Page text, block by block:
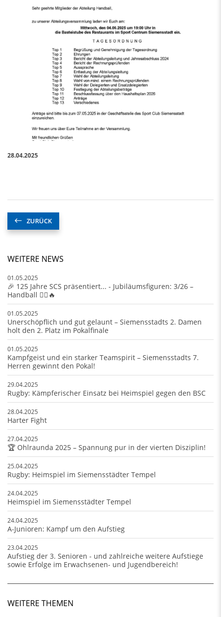
28.04.2025
ZURÜCK
WEITERE NEWS
01.05.2025
🎉 125 Jahre SCS präsentiert... - Jubiläumsfiguren: 3/26 –
Handball 🤾‍♂️🔥
01.05.2025
Unerschöpflich und gut gelaunt – Siemensstadts 2. Damen
holt den 2. Platz im Pokalfinale
01.05.2025
Kampfgeist und ein starker Teamspirit – Siemensstadts 7.
Herren gewinnt den Pokal!
29.04.2025
Rugby: Kämpferischer Einsatz bei Heimspiel gegen den BSC
28.04.2025
Harter Fight
27.04.2025
🏆 Ohlraunda 2025 – Spannung pur in der vierten Disziplin!
25.04.2025
Rugby: Heimspiel im Siemensstädter Tempel
24.04.2025
Heimspiel im Siemensstädter Tempel
24.04.2025
A-Junioren: Kampf um den Aufstieg
23.04.2025
Aufstieg der 3. Senioren - und zahlreiche weitere Aufstiege
sowie Erfolge im Erwachsenen- und Jugendbereich!
WEITERE THEMEN